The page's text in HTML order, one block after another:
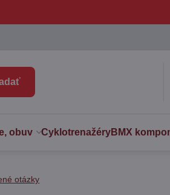
obuv CyklotrenažéryBMX
otázky